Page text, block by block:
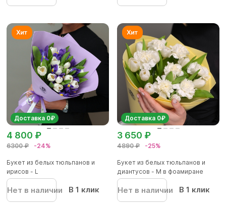
Доставка 0₽
6300 ₽ -24%
4 800 ₽
Букет из белых тюльпанов и
ирисов - L
Нет в наличии В 1 клик
Доставка 0₽
4890 ₽ -25%
3 650 ₽
Букет из белых тюльпанов и
диантусов - M в фоамиране
Нет в наличии В 1 клик